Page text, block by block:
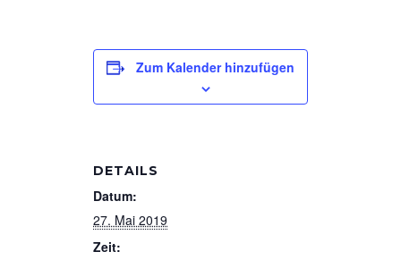
Zum Kalender hinzufügen
DETAILS
Datum:
27. Mai 2019
Zeit: